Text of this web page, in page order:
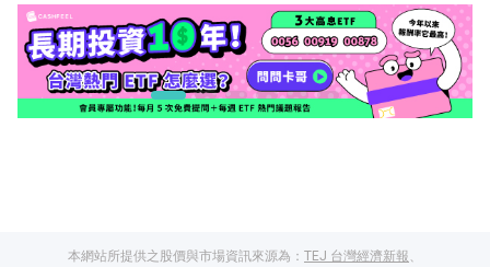
本網站所提供之股價與市場資訊來源為： TEJ 台灣經濟新報、